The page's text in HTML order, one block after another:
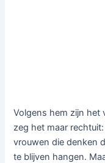
Volgens hem zijn het
zeg het maar
vrouwen die denken
te blijven hangen.